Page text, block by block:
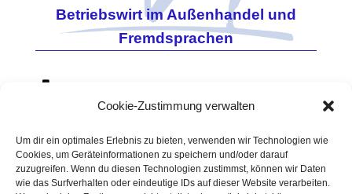
Cookie-Zustimmung verwalten
Um dir ein optimales Erlebnis zu bieten, verwenden wir Technologien wie
Cookies, um Geräteinformationen zu speichern und/oder darauf
zuzugreifen. Wenn du diesen Technologien zustimmst, können wir Daten
wie das Surfverhalten oder eindeutige IDs auf dieser Website verarbeiten.
Betriebswirt im Außenhandel und
Fremdsprachen
06733 - 960114
Vino-Tec@t-online.de
https://www.vino-tec.de
ID-
Amtsgericht Mainz